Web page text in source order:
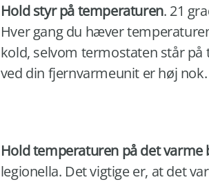
Hold styr på temperaturen. 21
Hver gang du hæver
kold, selvom termostaten står
ved din fjernvarmeunit er høj nok.
Hold temperaturen på det varme
legionella. Det vigtige er, at det